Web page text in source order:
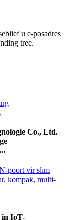
u e-posadres
tree.
Co., Ltd.
in IoT-